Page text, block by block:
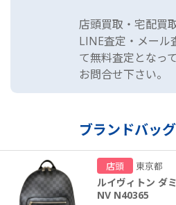
店頭買取・宅配買
LINE査定・メール
て無料査定となっ
お問合せ下さい。
ブランドバッ
店頭 東京都
ルイヴィトン ダ
NV N40365